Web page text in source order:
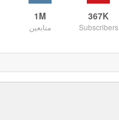
367K
Subscribers
1M
متابعين